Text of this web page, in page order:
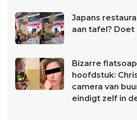
Japans
aan tafel?
Bizarre
hoofdstuk:
camera van
eindigt zelf in